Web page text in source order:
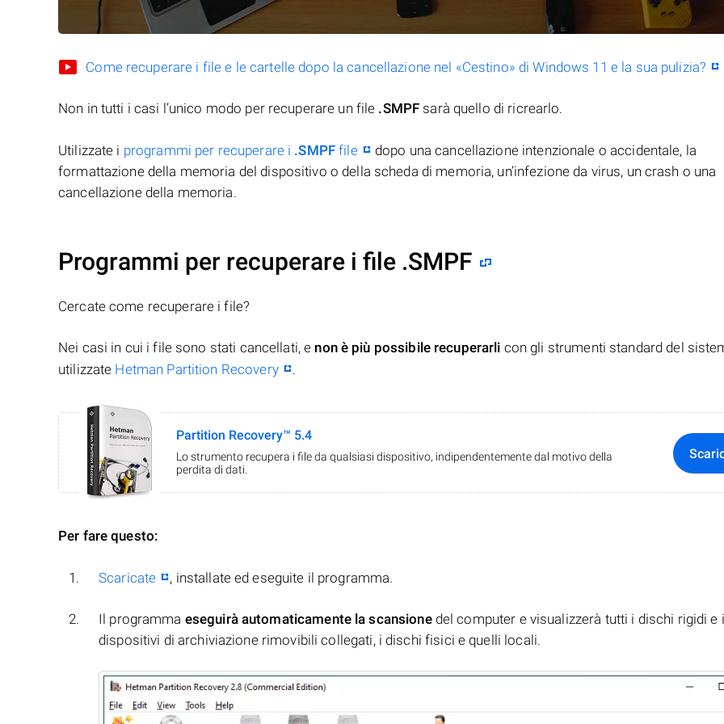
Come recuperare i file e le cartelle dopo la cancellazione nel «Cestino» di Windows 11 e la sua pulizia?
Non in tutti i casi l’unico modo per recuperare un file .SMPF sarà quello di ricrearlo.
Utilizzate i programmi per recuperare i .SMPF file
dopo una cancellazione intenzionale o accidentale, la
formattazione della memoria del dispositivo o della scheda di memoria, un’infezione da virus, un crash o una
cancellazione della memoria.
Programmi per recuperare i file .SMPF
Cercate come recuperare i file?
Nei casi in cui i file sono stati cancellati, e non è più possibile recuperarli con gli strumenti standard del
utilizzate Hetman Partition Recovery .
Partition Recovery™ 5.4
Lo strumento recupera i file da qualsiasi dispositivo, indipendentemente dal motivo della
perdita di dati.
Per fare questo:
Scaricate , installate ed eseguite il programma.
Il programma eseguirà automaticamente la scansionedel computer e visualizzerà tutti i dischi rigidi e i
dispositivi di archiviazione rimovibili collegati, i dischi fisici e quelli locali.